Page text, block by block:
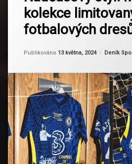
kolekce
fotbalových
Publikováno 13 května, 2024
Od Ruby
Kategorie:
Deník
Design
dresy
Historie
Investice
Limitované
edice
Módní
Trendy
Nadčasový
styl:
Módní
kolekce
edic
dresů